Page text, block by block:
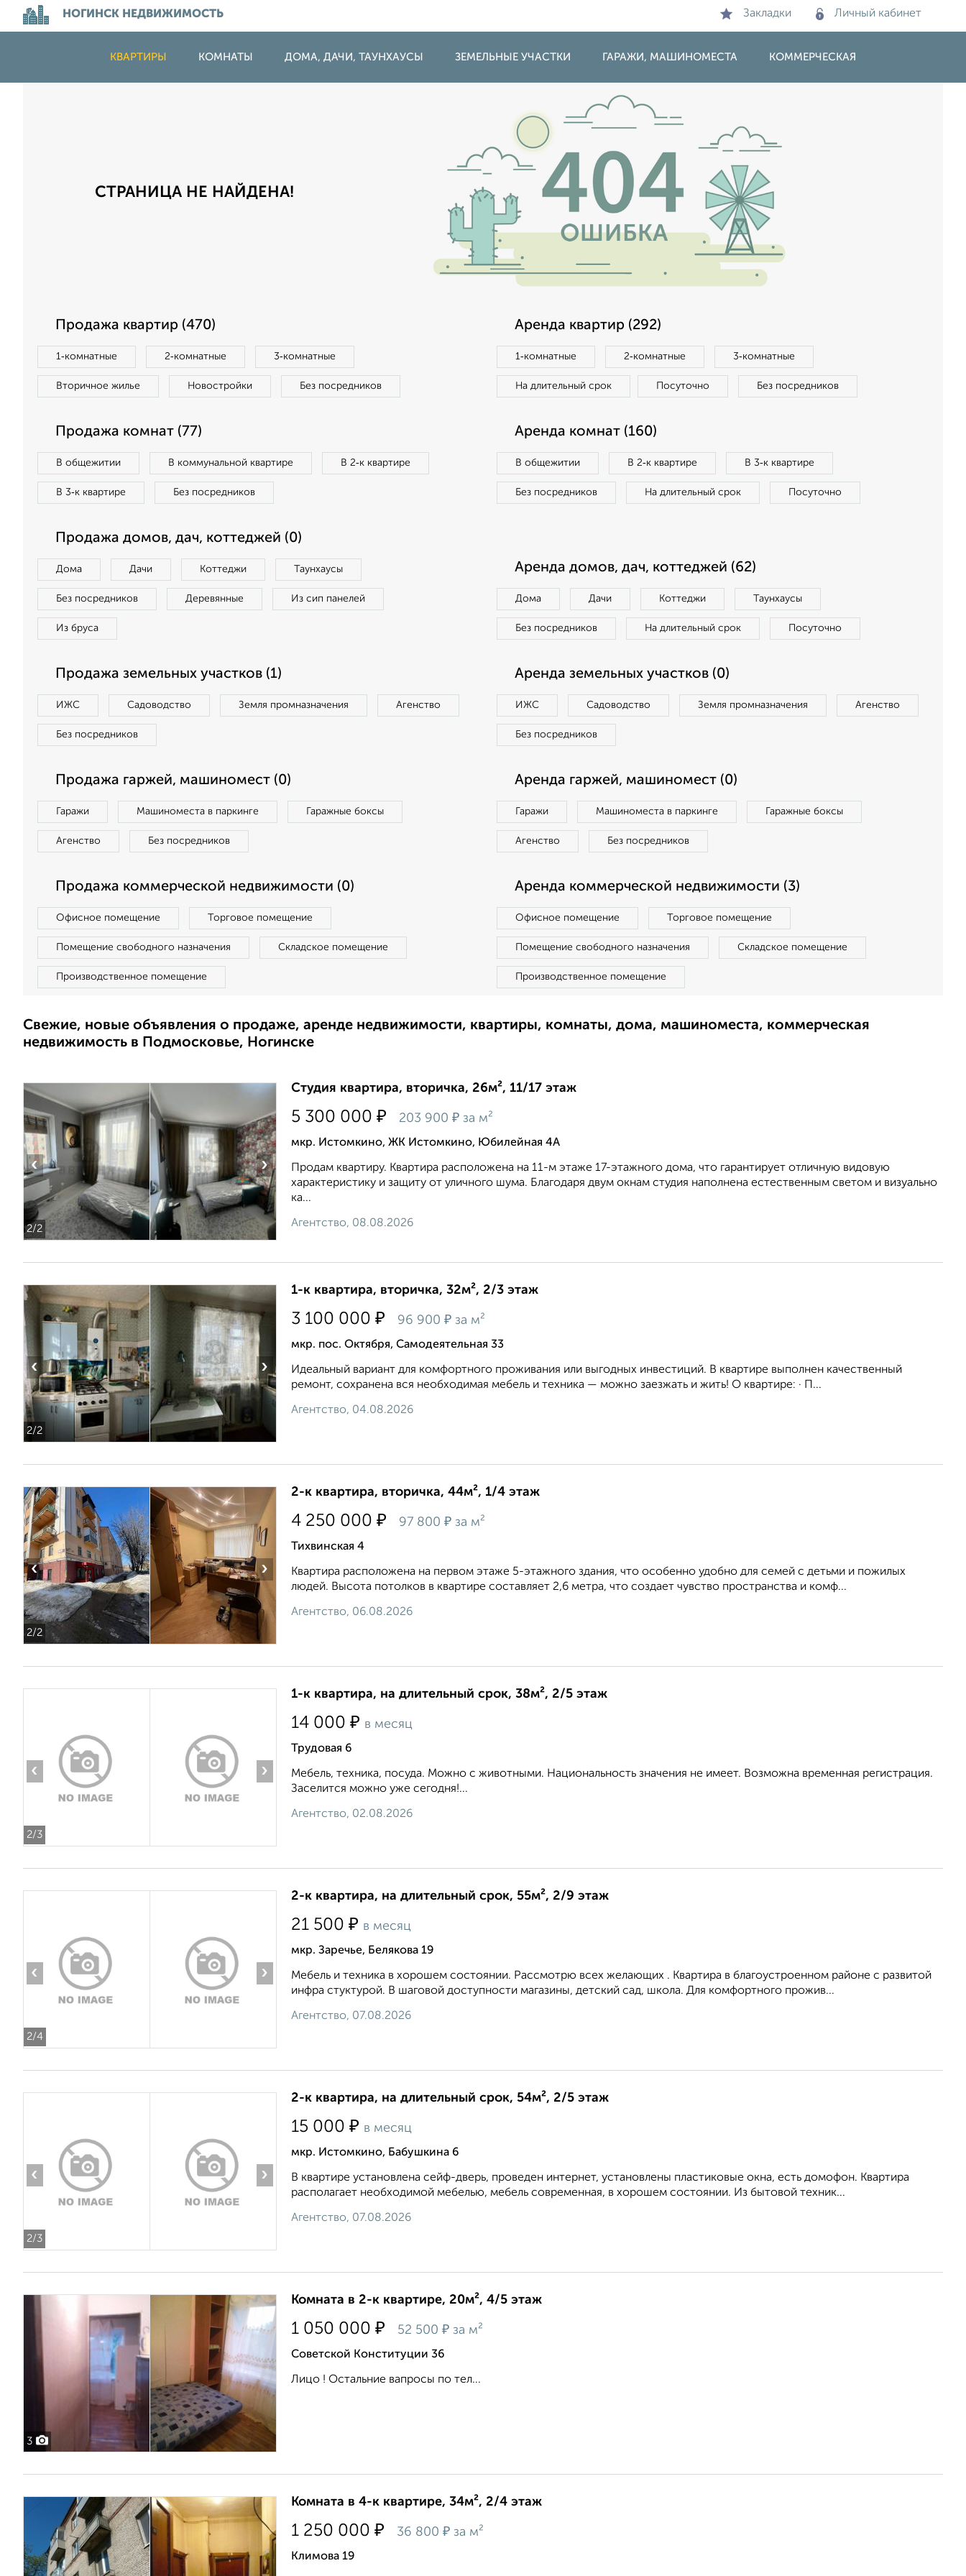
НОГИНСК НЕДВИЖИМОСТЬ Закладки Личный кабинет
КВАРТИРЫ КОМНАТЫ ДОМА, ДАЧИ, ТАУНХАУСЫ ЗЕМЕЛЬНЫЕ УЧАСТКИ ГАРАЖИ, МАШИНОМЕСТА КОММЕРЧЕСКАЯ
СТРАНИЦА НЕ НАЙДЕНА!
Продажа квартир (470)
1‑комнатные 2‑комнатные 3‑комнатные
Вторичное жилье Новостройки Без посредников
Аренда квартир (292)
1‑комнатные 2‑комнатные 3‑комнатные
На длительный срок Посуточно Без посредников
Продажа комнат (77)
В общежитии В коммунальной квартире В 2‑к квартире
В 3‑к квартире Без посредников
Аренда комнат (160)
В общежитии В 2‑к квартире В 3‑к квартире
Без посредников На длительный срок Посуточно
Продажа домов, дач, коттеджей (0)
Дома Дачи Коттеджи Таунхаусы
Без посредников Деревянные Из сип панелей
Из бруса
Аренда домов, дач, коттеджей (62)
Дома Дачи Коттеджи Таунхаусы
Без посредников На длительный срок Посуточно
Продажа земельных участков (1)
ИЖС Садоводство Земля промназначения Агенство
Без посредников
Аренда земельных участков (0)
ИЖС Садоводство Земля промназначения Агенство
Без посредников
Продажа гаржей, машиномест (0)
Гаражи Машиноместа в паркинге Гаражные боксы
Агенство Без посредников
Аренда гаржей, машиномест (0)
Гаражи Машиноместа в паркинге Гаражные боксы
Агенство Без посредников
Продажа коммерческой недвижимости (0)
Офисное помещение Торговое помещение
Помещение свободного назначения Складское помещение
Производственное помещение
Аренда коммерческой недвижимости (3)
Офисное помещение Торговое помещение
Помещение свободного назначения Складское помещение
Производственное помещение
Свежие, новые объявления о продаже, аренде недвижимости, квартиры, комнаты, дома, машиноместа, коммерческая
недвижимость в Подмосковье, Ногинске
2/2
‹ ›
Студия квартира, вторичка, 26м², 11/17 этаж
5 300 000 ₽ 203 900 ₽ за м²
мкр. Истомкино, ЖК Истомкино, Юбилейная 4А
Продам квартиру. Квартира расположена на 11-м этаже 17-этажного дома, что гарантирует отличную видовую
характеристику и защиту от уличного шума. Благодаря двум окнам студия наполнена естественным светом и визуально
ка...
Агентство, 08.08.2026
2/2
‹ ›
1-к квартира, вторичка, 32м², 2/3 этаж
3 100 000 ₽ 96 900 ₽ за м²
мкр. пос. Октября, Самодеятельная 33
Идеальный вариант для комфортного проживания или выгодных инвестиций. В квартире выполнен качественный
ремонт, сохранена вся необходимая мебель и техника — можно заезжать и жить! О квартире: · П...
Агентство, 04.08.2026
2/2
‹ ›
2-к квартира, вторичка, 44м², 1/4 этаж
4 250 000 ₽ 97 800 ₽ за м²
Тихвинская 4
Квартира расположена на первом этаже 5-этажного здания, что особенно удобно для семей с детьми и пожилых
людей. Высота потолков в квартире составляет 2,6 метра, что создает чувство пространства и комф...
Агентство, 06.08.2026
2/3
‹ ›
1-к квартира, на длительный срок, 38м², 2/5 этаж
14 000 ₽ в месяц
Трудовая 6
Мебель, техника, посуда. Можно с животными. Национальность значения не имеет. Возможна временная регистрация.
Заселится можно уже сегодня!...
Агентство, 02.08.2026
2/4
‹ ›
2-к квартира, на длительный срок, 55м², 2/9 этаж
21 500 ₽ в месяц
мкр. Заречье, Белякова 19
Мебель и техника в хорошем состоянии. Рассмотрю всех желающих . Квартира в благоустроенном районе с развитой
инфра стуктурой. В шаговой доступности магазины, детский сад, школа. Для комфортного прожив...
Агентство, 07.08.2026
2/3
‹ ›
2-к квартира, на длительный срок, 54м², 2/5 этаж
15 000 ₽ в месяц
мкр. Истомкино, Бабушкина 6
В квартире установлена сейф-дверь, проведен интернет, установлены пластиковые окна, есть домофон. Квартира
располагает необходимой мебелью, мебель современная, в хорошем состоянии. Из бытовой техник...
Агентство, 07.08.2026
3
Комната в 2-к квартире, 20м², 4/5 этаж
1 050 000 ₽ 52 500 ₽ за м²
Советской Конституции 36
Лицо ! Остальние вапросы по тел...
Комната в 4-к квартире, 34м², 2/4 этаж
1 250 000 ₽ 36 800 ₽ за м²
Климова 19